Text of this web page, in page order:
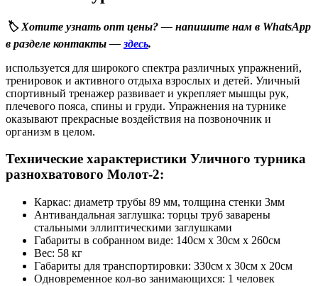
🏷️ Хотите узнать опт цены? — напишите нам в WhatsApp
в разделе контакты — здесь.
используется для широкого спектра различных упражнений,
тренировок и активного отдыха взрослых и детей. Уличный
спортивный тренажер развивает и укрепляет мышцы рук,
плечевого пояса, спины и груди. Упражнения на турнике
оказывают прекрасные воздействия на позвоночник и
организм в целом.
Технические характеристики Уличного турника
разнохватового Молот-2:
Каркас: диаметр трубы 89 мм, толщина стенки 3мм
Антивандальная заглушка: торцы труб заварены
стальными эллиптическими заглушками
Габариты в собранном виде: 140см х 30см х 260см
Вес: 58 кг
Габариты для транспортировки: 330см х 30см х 20см
Одновременное кол-во занимающихся: 1 человек